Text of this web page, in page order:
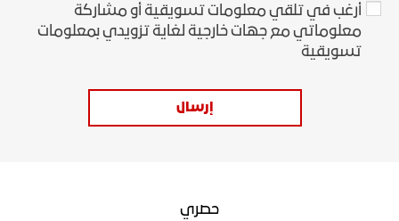
أرغب في تلقي معلومات تسويقية أو مشاركة
معلوماتي مع جهات خارجية لغاية تزويدي بمعلومات
تسويقية
إرسال
حصري